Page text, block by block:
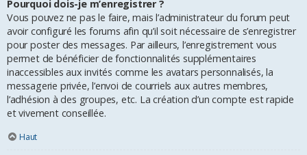
Pourquoi dois-je m’enregistrer ?
Vous pouvez ne pas le faire, mais l’administrateur du forum peut
avoir configuré les forums afin qu’il soit nécessaire de s’enregistrer
pour poster des messages. Par ailleurs, l’enregistrement vous
permet de bénéficier de fonctionnalités supplémentaires
inaccessibles aux invités comme les avatars personnalisés, la
messagerie privée, l’envoi de courriels aux autres membres,
l’adhésion à des groupes, etc. La création d’un compte est rapide
et vivement conseillée.
Haut